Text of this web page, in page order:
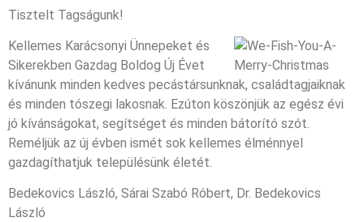
Tisztelt Tagságunk!
Kellemes Karácsonyi Ünnepeket és
Sikerekben Gazdag Boldog Új Évet
kívánunk minden kedves pecástársunknak, családtagjaiknak
és minden tószegi lakosnak. Ezúton köszönjük az egész évi
jó kívánságokat, segítséget és minden bátorító szót.
Reméljük az új évben ismét sok kellemes élménnyel
gazdagíthatjuk településünk életét.
Bedekovics László, Sárai Szabó Róbert, Dr. Bedekovics
László